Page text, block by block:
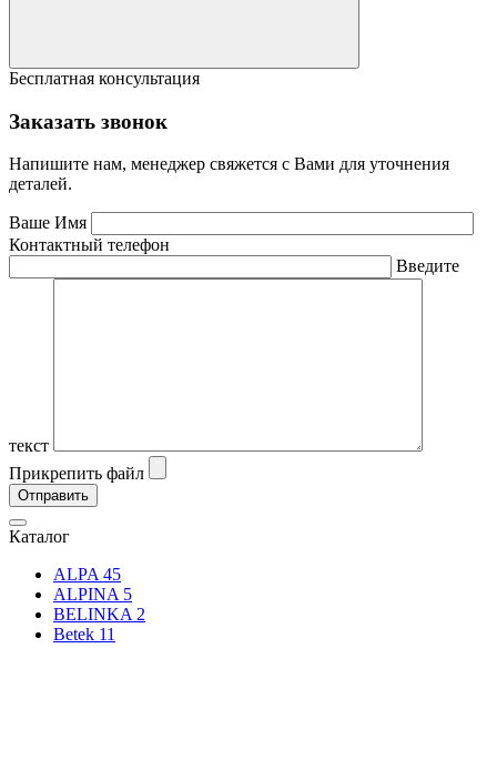
Бесплатная консультация
Заказать звонок
Напишите нам, менеджер свяжется с Вами для уточнения
деталей.
Ваше Имя
Контактный телефон
Введите
текст
Прикрепить файл
Каталог
ALPA 45
ALPINA 5
BELINKA 2
Betek 11